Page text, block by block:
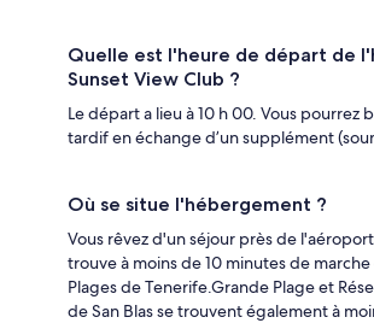
Quelle est l'heure de départ de
Sunset View Club ?
Le départ a lieu à 10 h 00. Vous
tardif en échange d’un supplément
Où se situe l'hébergement ?
Vous rêvez d'un séjour près de
trouve à moins de 10 minutes de marche
Plages de Tenerife.Grande Plage et
de San Blas se trouvent également à